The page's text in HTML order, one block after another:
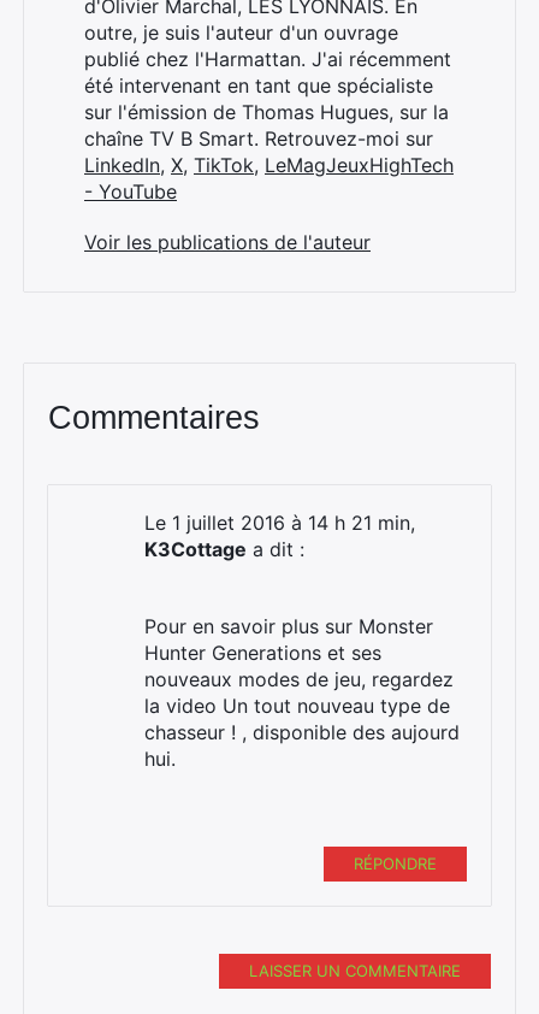
d'Olivier Marchal, LES LYONNAIS. En
outre, je suis l'auteur d'un ouvrage
publié chez l'Harmattan. J'ai récemment
été intervenant en tant que spécialiste
sur l'émission de Thomas Hugues, sur la
chaîne TV B Smart. Retrouvez-moi sur
LinkedIn, X, TikTok, LeMagJeuxHighTech
- YouTube
Voir les publications de l'auteur
Commentaires
Le 1 juillet 2016 à 14 h 21 min,
K3Cottage a dit :
Pour en savoir plus sur Monster
Hunter Generations et ses
nouveaux modes de jeu, regardez
la video Un tout nouveau type de
chasseur ! , disponible des aujourd
hui.
RÉPONDRE
LAISSER UN COMMENTAIRE